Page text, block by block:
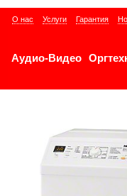
О нас Услуги Гарантия
Аудио-Видео